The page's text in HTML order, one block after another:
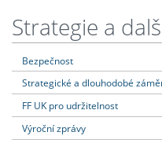
Strategie a
Bezpečnost
Strategické a dlouhodobé
FF UK pro udržitelnost
Výroční zprávy